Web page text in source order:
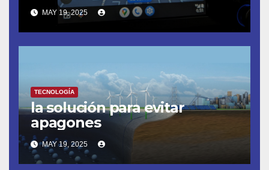
MAY 19, 2025
TECNOLOGÍA
la solución para evitar
apagones
MAY 19, 2025